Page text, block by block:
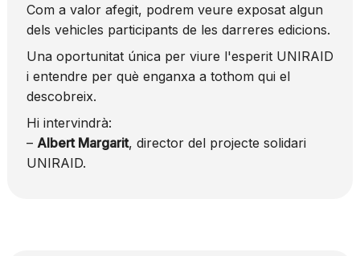
Com a valor afegit, podrem veure exposat algun
dels vehicles participants de les darreres edicions.
Una oportunitat única per viure l'esperit UNIRAID
i entendre per què enganxa a tothom qui el
descobreix.
Hi intervindrà:
– Albert Margarit, director del projecte solidari
UNIRAID.